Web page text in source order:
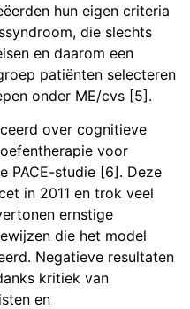
hun eigen criteria
die slechts
en daarom een
patiënten selecteren
onder ME/cvs [5].
over cognitieve
voor
PACE-studie [6]. Deze
in 2011 en trok veel
ernstige
die het model
Negatieve resultaten
kritiek van
en